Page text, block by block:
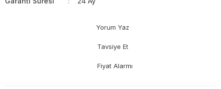
Yorum Yaz
Tavsiye Et
Fiyat Alarmı